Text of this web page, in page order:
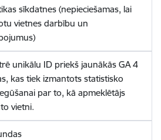
sīkdatnes (nepieciešamas, lai
vietnes darbību un
unikālu ID priekš jaunākās GA 4
kas tiek izmantots statistisko
par to, kā apmeklētājs
vietni.